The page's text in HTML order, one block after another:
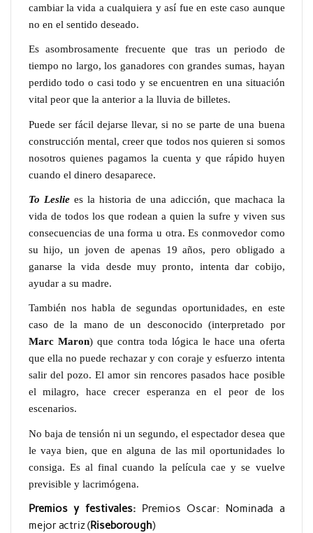
cambiar la vida a cualquiera y así fue en este caso aunque
no en el sentido deseado.
Es asombrosamente frecuente que tras un periodo de
tiempo no largo, los ganadores con grandes sumas, hayan
perdido todo o casi todo y se encuentren en una situación
vital peor que la anterior a la lluvia de billetes.
Puede ser fácil dejarse llevar, si no se parte de una buena
construcción mental, creer que todos nos quieren si somos
nosotros quienes pagamos la cuenta y que rápido huyen
cuando el dinero desaparece.
To Leslie es la historia de una adicción, que machaca la
vida de todos los que rodean a quien la sufre y viven sus
consecuencias de una forma u otra. Es conmovedor como
su hijo, un joven de apenas 19 años, pero obligado a
ganarse la vida desde muy pronto, intenta dar cobijo,
ayudar a su madre.
También nos habla de segundas oportunidades, en este
caso de la mano de un desconocido (interpretado por
Marc Maron) que contra toda lógica le hace una oferta
que ella no puede rechazar y con coraje y esfuerzo intenta
salir del pozo. El amor sin rencores pasados hace posible
el milagro, hace crecer esperanza en el peor de los
escenarios.
No baja de tensión ni un segundo, el espectador desea que
le vaya bien, que en alguna de las mil oportunidades lo
consiga. Es al final cuando la película cae y se vuelve
previsible y lacrimógena.
Premios y festivales:Premios Oscar: Nominada a
mejor actriz (Riseborough)